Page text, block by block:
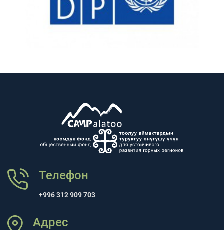
Телефон
+996 312 909 703
Адрес